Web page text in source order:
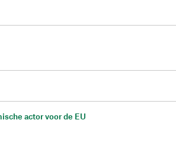
actor voor de EU